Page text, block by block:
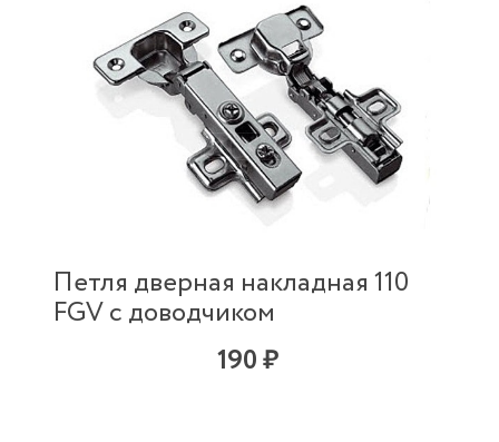
Петля дверная накладная 110
FGV с доводчиком
190 ₽